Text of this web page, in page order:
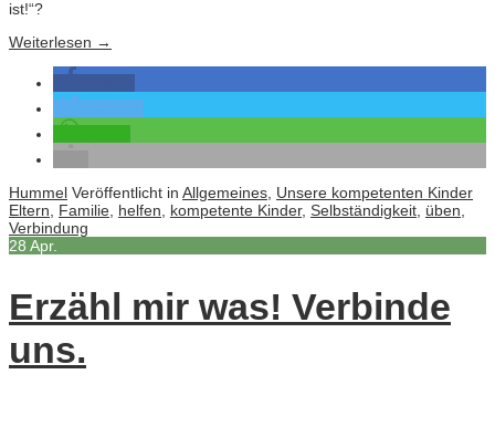
ist!“?
Weiterlesen →
Hummel Veröffentlicht in Allgemeines Unsere kompetenten Kinder
Eltern
Familie helfen kompetente Kinder, Selbständigkeit üben
Verbindung
28 Apr.
Erzähl mir was! Verbinde
uns.